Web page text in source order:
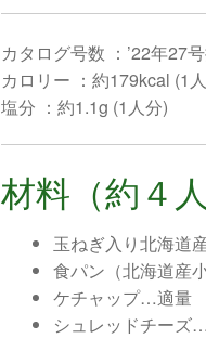
カタログ号数 ：’22年27
カロリー ：約179kcal (1
塩分 ：約1.1g (1人分)
材料（約４人
玉ねぎ入り北海道
食パン（北海道産
ケチャップ…適量
シュレッドチーズ